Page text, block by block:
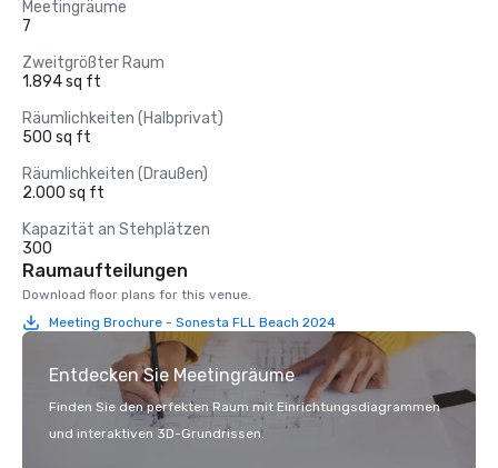
Meetingräume
7
Zweitgrößter Raum
1.894 sq ft
Räumlichkeiten (Halbprivat)
500 sq ft
Räumlichkeiten (Draußen)
2.000 sq ft
Kapazität an Stehplätzen
300
Raumaufteilungen
Download floor plans for this venue.
Meeting Brochure - Sonesta FLL Beach 2024
Entdecken Sie Meetingräume
Finden Sie den perfekten Raum mit Einrichtungsdiagrammen
und interaktiven 3D-Grundrissen.